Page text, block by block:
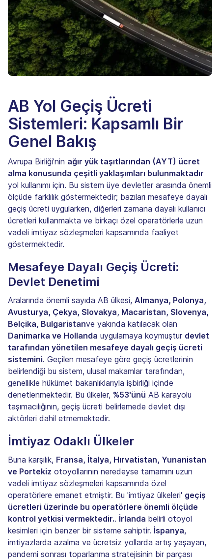
AB Yol Geçiş Ücreti
Sistemleri: Kapsamlı Bir
Genel Bakış
Avrupa Birliği'nin ağır yük taşıtlarından (AYT) ücret
alma konusunda çeşitli yaklaşımları bulunmaktadır
yol kullanımı için. Bu sistem üye devletler arasında önemli
ölçüde farklılık göstermektedir; bazıları mesafeye dayalı
geçiş ücreti uygularken, diğerleri zamana dayalı kullanıcı
ücretleri kullanmakta ve birkaçı özel operatörlerle uzun
vadeli imtiyaz sözleşmeleri kapsamında faaliyet
göstermektedir.
Mesafeye Dayalı Geçiş Ücreti:
Devlet Denetimi
Aralarında önemli sayıda AB ülkesi, Almanya, Polonya,
Avusturya, Çekya, Slovakya, Macaristan, Slovenya,
Belçika, Bulgaristanve yakında katılacak olan
Danimarka ve Hollanda uygulamaya koymuştur devlet
tarafından yönetilen mesafeye dayalı geçiş ücreti
sistemini. Geçilen mesafeye göre geçiş ücretlerinin
belirlendiği bu sistem, ulusal makamlar tarafından,
genellikle hükümet bakanlıklarıyla işbirliği içinde
denetlenmektedir. Bu ülkeler, %53'ünü AB karayolu
taşımacılığının, geçiş ücreti belirlemede devlet dışı
aktörleri dahil etmemektedir.
İmtiyaz Odaklı Ülkeler
Buna karşılık, Fransa, İtalya, Hırvatistan, Yunanistan
ve Portekiz otoyollarının neredeyse tamamını uzun
vadeli imtiyaz sözleşmeleri kapsamında özel
operatörlere emanet etmiştir. Bu 'imtiyaz ülkeleri' geçiş
ücretleri üzerinde bu operatörlere önemli ölçüde
kontrol yetkisi vermektedir.. İrlanda belirli otoyol
kesimleri için benzer bir sisteme sahiptir. İspanya,
imtiyazlarda azalma ve ücretsiz yollarda artış yaşayan,
pandemi sonrası toparlanma stratejisinin bir parçası